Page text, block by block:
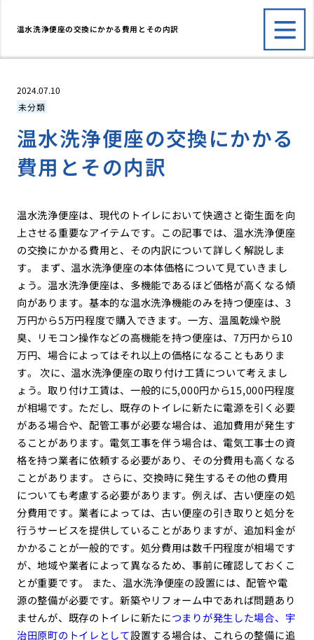
温水洗浄便座の交換にかかる費用とその内訳
2024.07.10
未分類
温水洗浄便座の交換にかかる
費用とその内訳
温水洗浄便座は、現代のトイレにおいて快適さと衛生面を向
上させる重要なアイテムです。この記事では、温水洗浄便座
の交換にかかる費用と、その内訳について詳しく解説しま
す。 まず、温水洗浄便座の本体価格について見ていきまし
ょう。温水洗浄便座は、多機能であるほど価格が高くなる傾
向があります。基本的な温水洗浄機能のみを持つ便座は、3
万円から5万円程度で購入できます。一方、温風乾燥や脱
臭、リモコン操作などの高機能を持つ便座は、7万円から10
万円、場合によってはそれ以上の価格になることもありま
す。 次に、温水洗浄便座の取り付け工賃について考えまし
ょう。取り付け工賃は、一般的に5,000円から15,000円程度
が相場です。ただし、既存のトイレに新たに電源を引く必要
がある場合や、配管工事が必要な場合は、追加費用が発生す
ることがあります。電気工事を伴う場合は、電気工事士の資
格を持つ業者に依頼する必要があり、その分費用も高くなる
ことがあります。 さらに、交換時に発生するその他の費用
についても考慮する必要があります。例えば、古い便座の処
分費用です。業者によっては、古い便座の引き取りと処分を
行うサービスを提供していることがありますが、追加料金が
かかることが一般的です。処分費用は数千円程度が相場です
が、地域や業者によって異なるため、事前に確認しておくこ
とが重要です。 また、温水洗浄便座の設置には、配管や電
源の整備が必要です。新築やリフォーム中であれば問題あり
ませんが、既存のトイレに新たにつまりが発生した場合、宇
治田原町のトイレとして設置する場合は、これらの整備に追